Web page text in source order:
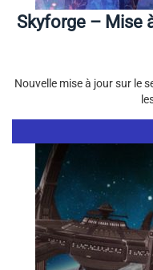
Skyforge – Mise
Nouvelle mise à jour sur le